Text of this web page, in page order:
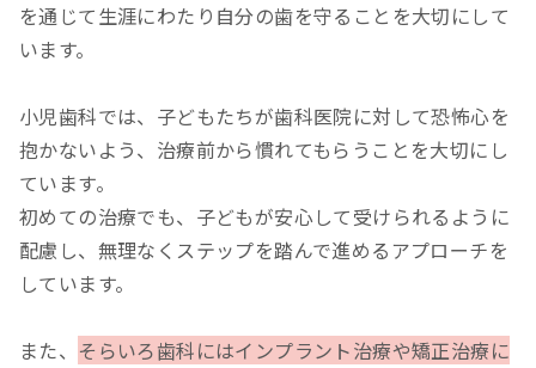
を通じて生涯にわたり自分の歯を守ることを大切にして
います。
小児歯科では、子どもたちが歯科医院に対して恐怖心を
抱かないよう、治療前から慣れてもらうことを大切にし
ています。
初めての治療でも、子どもが安心して受けられるように
配慮し、無理なくステップを踏んで進めるアプローチを
しています。
また、 そらいろ歯科にはインプラント治療や矯正治療に